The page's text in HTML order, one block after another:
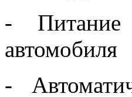
- Питание
автомобиля
-